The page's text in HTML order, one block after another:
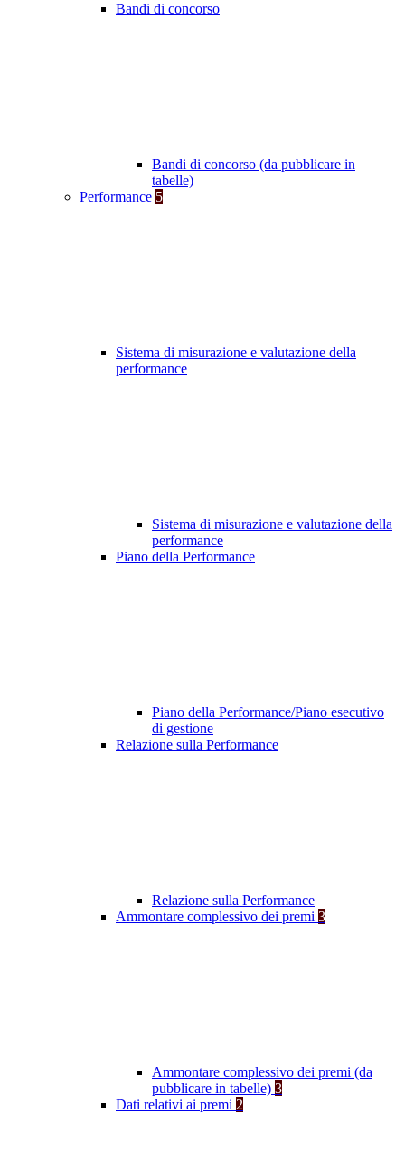
Bandi di concorso
Bandi di concorso (da pubblicare in
tabelle)
Performance 5
Sistema di misurazione e valutazione della
performance
Sistema di misurazione e valutazione della
performance
Piano della Performance
Piano della Performance/Piano esecutivo
di gestione
Relazione sulla Performance
Relazione sulla Performance
Ammontare complessivo dei premi 3
Ammontare complessivo dei premi (da
pubblicare in tabelle) 3
Dati relativi ai premi 2